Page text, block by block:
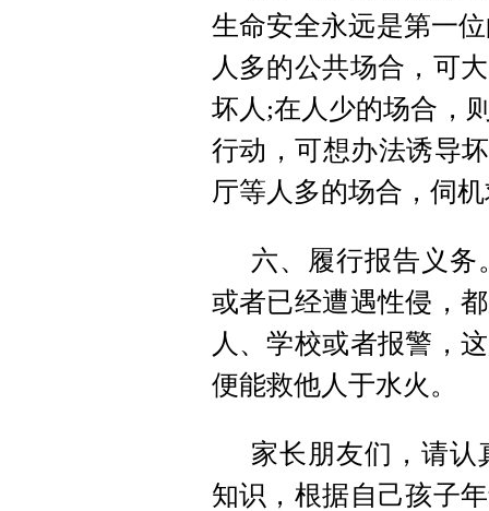
生命安全永远是第一
人多的公共场合，可
坏人;在人少的场合，
行动，可想办法诱导
厅等人多的场合，伺
六、履行报告义
或者已经遭遇性侵，
人、学校或者报警，
便能救他人于水火。
家长朋友们，请
知识，根据自己孩子